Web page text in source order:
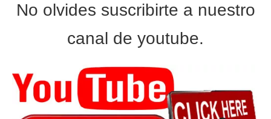
No olvides suscribirte a nuestro
canal de youtube.